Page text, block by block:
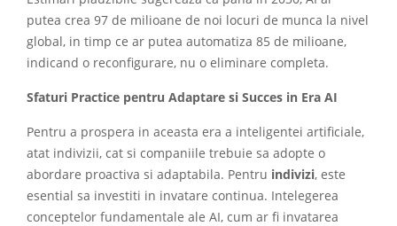
putea crea 97 de milioane de noi locuri de munca la nivel
global, in timp ce ar putea automatiza 85 de milioane,
indicand o reconfigurare, nu o eliminare completa.
Sfaturi Practice pentru Adaptare si Succes in Era AI
Pentru a prospera in aceasta era a inteligentei artificiale,
atat indivizii, cat si companiile trebuie sa adopte o
abordare proactiva si adaptabila. Pentru indivizi, este
esential sa investiti in invatare continua. Intelegerea
conceptelor fundamentale ale AI, cum ar fi invatarea